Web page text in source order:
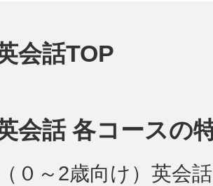
会話TOP
会話 各コースの
０～2歳向け）英会話